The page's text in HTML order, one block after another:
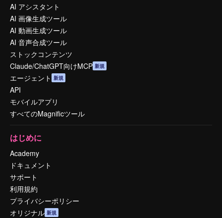
AI アシスタント
AI 画像生成ツール
AI 動画生成ツール
AI 音声合成ツール
ストックコンテンツ
Claude/ChatGPT向けMCP 新規
エージェント 新規
API
モバイルアプリ
すべてのMagnificツール
はじめに
Academy
ドキュメント
サポート
利用規約
プライバシーポリシー
オリジナル 新規